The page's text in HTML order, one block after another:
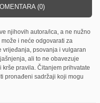
(0)
njihovih autora/ica, a ne nužno
i neće odgovarati za
vrijeđanja, psovanja i vulgaran
ali to ne obavezuje
pravila. Čitanjem prihvatate
pronađeni sadržaji koji mogu